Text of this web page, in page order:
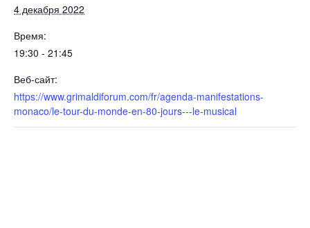
4 декабря 2022
Время:
19:30 - 21:45
Веб-сайт:
https://www.grimaldiforum.com/fr/agenda-manifestations-
monaco/le-tour-du-monde-en-80-jours---le-musical